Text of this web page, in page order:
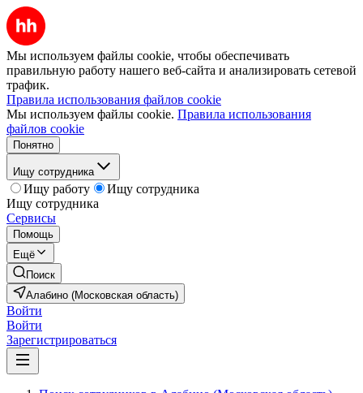
Мы используем файлы cookie, чтобы обеспечивать
правильную работу нашего веб-сайта и анализировать сетевой
трафик.
Правила использования файлов cookie
Мы используем файлы cookie. Правила использования
файлов cookie
Понятно
Ищу сотрудника
Ищу работу
Ищу сотрудника
Ищу сотрудника
Сервисы
Помощь
Ещё
Поиск
Алабино (Московская область)
Войти
Войти
Зарегистрироваться